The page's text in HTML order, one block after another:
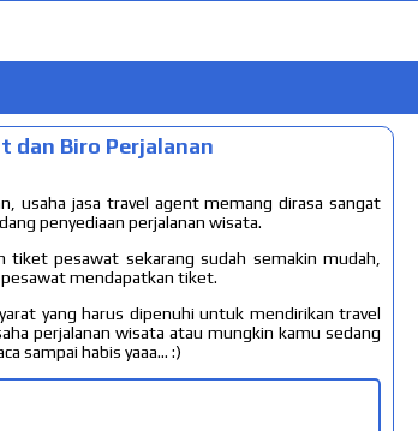
dan Biro Perjalanan
usaha jasa travel agent memang dirasa sangat
penyediaan perjalanan wisata.
pesawat sekarang sudah semakin mudah,
mendapatkan tiket.
yang harus dipenuhi untuk mendirikan travel
perjalanan wisata atau mungkin kamu sedang
sampai habis yaaa... :)